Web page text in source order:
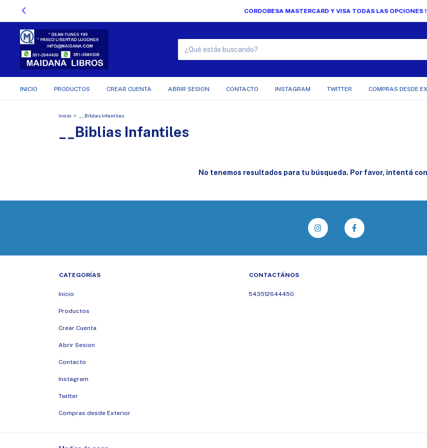
CORDOBESA MASTERCARD Y VISA TODAS LAS OPCIONES
INICIO PRODUCTOS CREAR CUENTA ABRIR SESION CONTACTO INSTAGRAM TWITTER COMPRAS DESDE
Inicio > __Biblias Infantiles
__Biblias Infantiles
No tenemos resultados para tu búsqueda. Por favor, intentá
CATEGORÍAS
Inicio
Productos
Crear Cuenta
Abrir Sesion
Contacto
Instagram
Twitter
Compras desde Exterior
CONTACTÁNOS
543512644450